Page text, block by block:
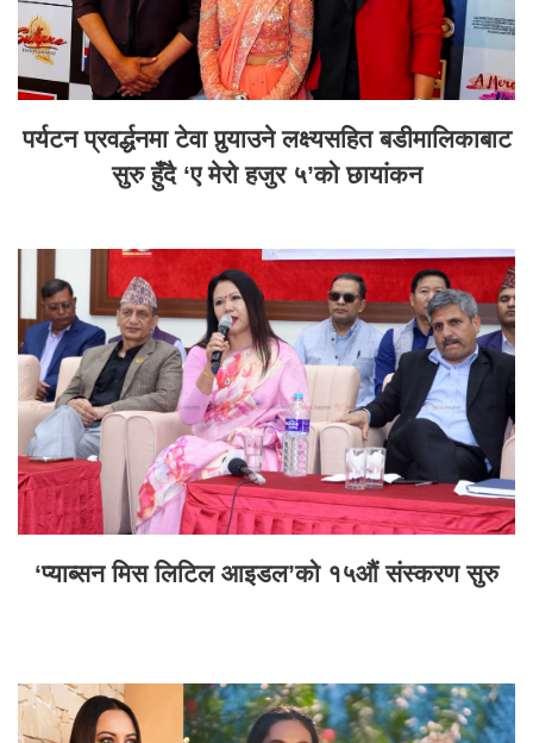
पर्यटन प्रवर्द्धनमा टेवा पुर्‍याउने लक्ष्यसहित बडीमालिकाबाट
सुरु हुँदै ‘ए मेरो हजुर ५’को छायांकन
‘प्याब्सन मिस लिटिल आइडल’को १५औं संस्करण सुरु